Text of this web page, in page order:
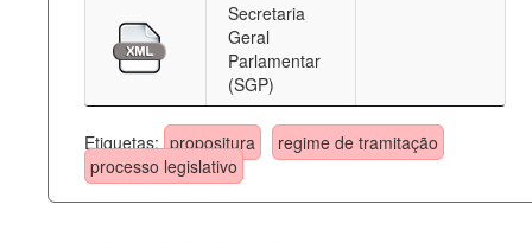
Secretaria
Geral
Parlamentar
(SGP)
Etiquetas: propositura
regime de tramitação
processo legislativo